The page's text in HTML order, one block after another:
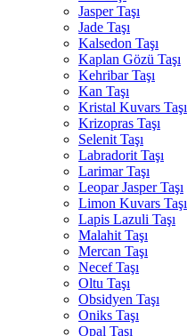
Jasper Taşı
Jade Taşı
Kalsedon Taşı
Kaplan Gözü Taşı
Kehribar Taşı
Kan Taşı
Kristal Kuvars Taşı
Krizopras Taşı
Selenit Taşı
Labradorit Taşı
Larimar Taşı
Leopar Jasper Taşı
Limon Kuvars Taşı
Lapis Lazuli Taşı
Malahit Taşı
Mercan Taşı
Necef Taşı
Oltu Taşı
Obsidyen Taşı
Oniks Taşı
Opal Taşı